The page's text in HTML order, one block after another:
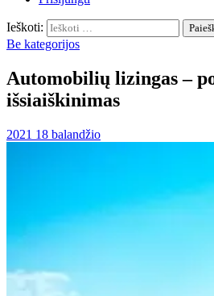
Ieškoti:
Be kategorijos
Automobilių lizingas –
išsiaiškinimas
2021 18 balandžio